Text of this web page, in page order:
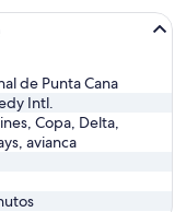
de Punta Cana
Intl.
Copa, Delta,
avianca